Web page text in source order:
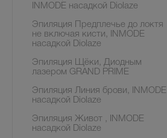
INMODE насадкой Diolaze
Эпиляция Предплечье до локтя
не включая кисти, INMODE
насадкой Diolaze
Эпиляция Щёки, Диодным
лазером GRAND PRIME
Эпиляция Линия брови, INMODE
насадкой Diolaze
Эпиляция Живот , INMODE
насадкой Diolaze